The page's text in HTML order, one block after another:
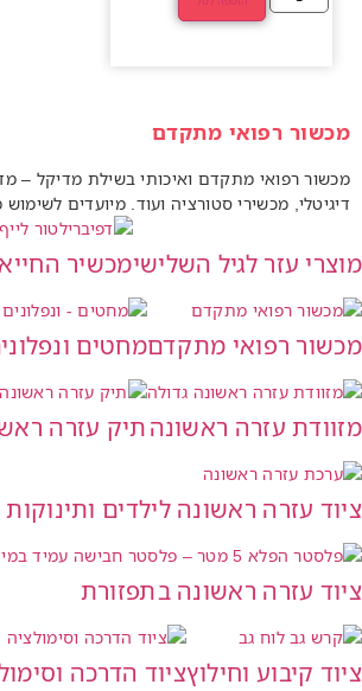
מכשור רפואי מתקדם
מכשור רפואי מתקדם ואיכותי בשילת מדיקל –
דיגיטלי, מכשירי סטורציה ועוד. מיועדים לשימוש
מוצרי עזר לגיל השלישימכשיר
מכשור רפואי מתקדםמחטים
מזוודת עזרה ראשונהתיק עזרה
ציוד עזרה ראשונה לילדים ותינוקות
ציוד עזרה ראשונה בתפזורת
ציוד קיבוע וחילוץציוד הדרכה